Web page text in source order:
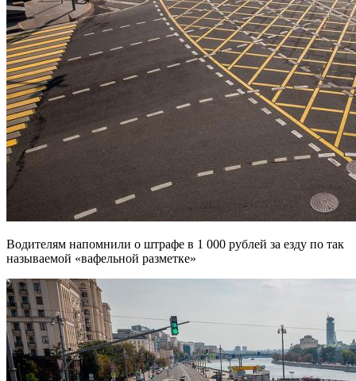
Водителям напомнили о штрафе в 1 000 рублей за езду по так
называемой «вафельной разметке»